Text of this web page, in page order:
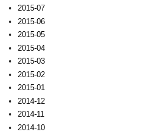
2015-07
2015-06
2015-05
2015-04
2015-03
2015-02
2015-01
2014-12
2014-11
2014-10